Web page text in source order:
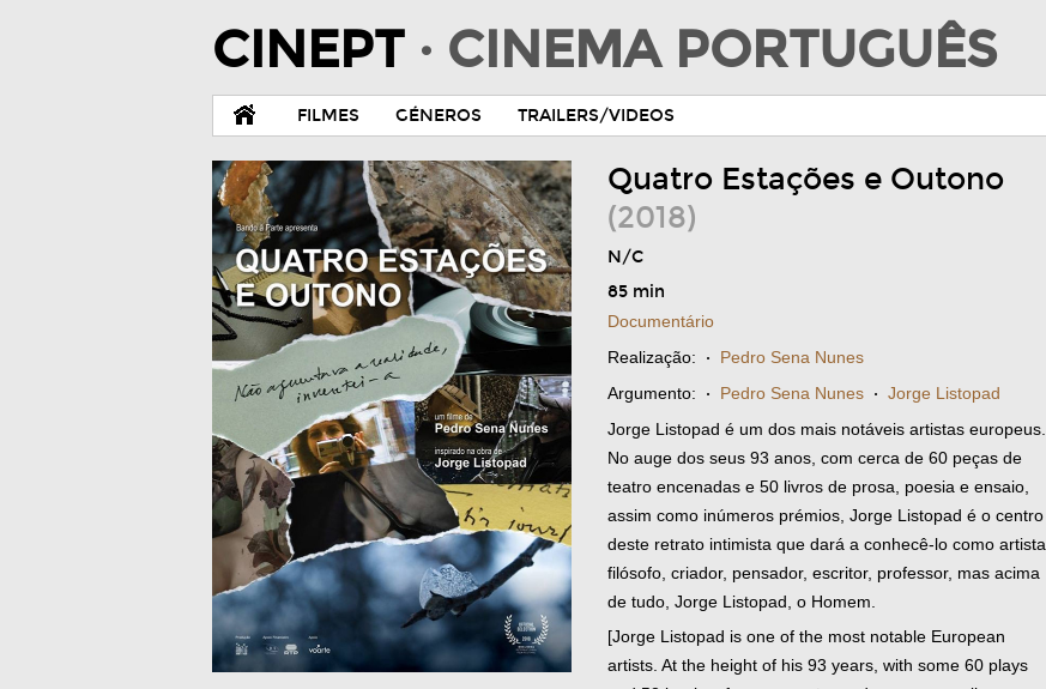
CINEPT · CINEMA PORTUGUÊS
FILMES GÉNEROS TRAILERS/VIDEOS
Quatro Estações e Outono
(2018)
N/C
85 min
Documentário
Realização: · Pedro Sena Nunes
Argumento: · Pedro Sena Nunes · Jorge Listopad
Jorge Listopad é um dos mais notáveis artistas europeus.
No auge dos seus 93 anos, com cerca de 60 peças de
teatro encenadas e 50 livros de prosa, poesia e ensaio,
assim como inúmeros prémios, Jorge Listopad é o centro
deste retrato intimista que dará a conhecê-lo como artista,
filósofo, criador, pensador, escritor, professor, mas acima
de tudo, Jorge Listopad, o Homem.
[Jorge Listopad is one of the most notable European
artists. At the height of his 93 years, with some 60 plays